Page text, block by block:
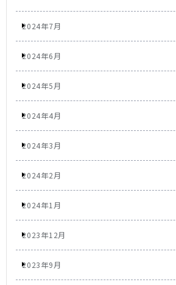
2024年7月
2024年6月
2024年5月
2024年4月
2024年3月
2024年2月
2024年1月
2023年12月
2023年9月